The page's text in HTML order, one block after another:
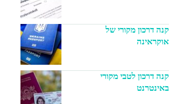
קנה דרכון מקורי של
אוקראינה
קנה דרכון לטבי מקורי
באינטרנט